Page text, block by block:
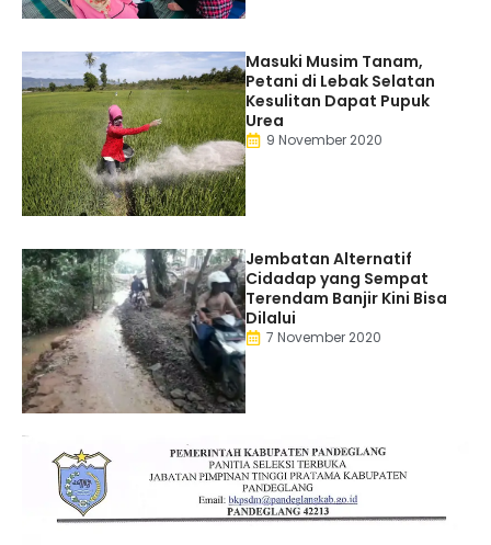
Masuki Musim Tanam,
Petani di Lebak Selatan
Kesulitan Dapat Pupuk
Urea
9 November 2020
Jembatan Alternatif
Cidadap yang Sempat
Terendam Banjir Kini Bisa
Dilalui
7 November 2020